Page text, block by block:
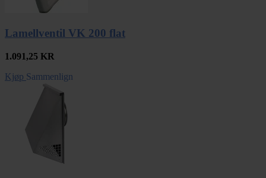
Lamellventil VK 200 flat
1.091,25 KR
Kjøp Sammenlign